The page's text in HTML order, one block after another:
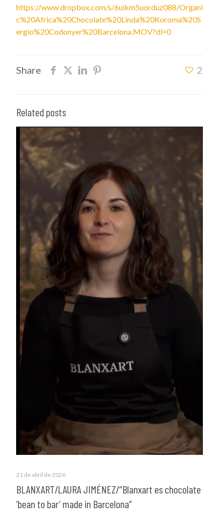
https://www.dropbox.com/s/6uikm5uorduz088/Organi
c%20Africa%20Chocolate%20Linda%20Koroma%20S
ergio%20Codonyer%20Barcelona.MOV?dl=0
Share 2
Related posts
21 de abril de 2026
BLANXART/LAURA JIMÉNEZ/“Blanxart es chocolate
‘bean to bar’ made in Barcelona”